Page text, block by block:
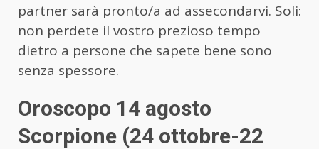
partner sarà pronto/a ad assecondarvi. Soli:
non perdete il vostro prezioso tempo
dietro a persone che sapete bene sono
senza spessore.
Oroscopo 14 agosto
Scorpione (24 ottobre-22